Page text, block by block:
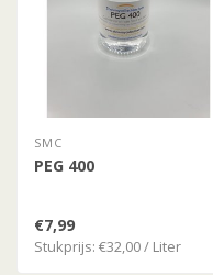
SMC
PEG 400
€7,99
Stukprijs: €32,00 / Liter